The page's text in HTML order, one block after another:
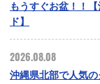
もうすぐお盆！！
ド】
2026.08.08
沖縄県北部で人気